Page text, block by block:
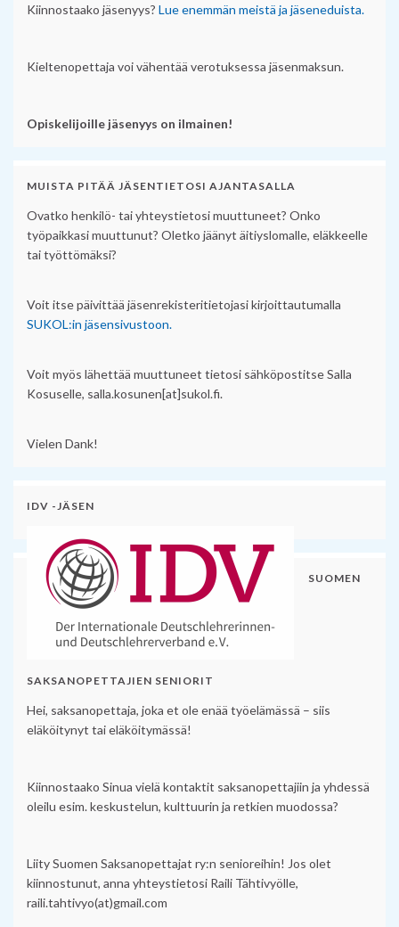
Kiinnostaako jäsenyys? Lue enemmän meistä ja jäseneduista.
Kieltenopettaja voi vähentää verotuksessa jäsenmaksun.
Opiskelijoille jäsenyys on ilmainen!
MUISTA PITÄÄ JÄSENTIETOSI AJANTASALLA
Ovatko henkilö- tai yhteystietosi muuttuneet? Onko
työpaikkasi muuttunut? Oletko jäänyt äitiyslomalle, eläkkeelle
tai työttömäksi?
Voit itse päivittää jäsenrekisteritietojasi kirjoittautumalla
SUKOL:in jäsensivustoon.
Voit myös lähettää muuttuneet tietosi sähköpostitse Salla
Kosuselle, salla.kosunen[at]sukol.fi.
Vielen Dank!
IDV -JÄSEN
SUOMEN
SAKSANOPETTAJIEN SENIORIT
Hei, saksanopettaja, joka et ole enää työelämässä – siis
eläköitynyt tai eläköitymässä!
Kiinnostaako Sinua vielä kontaktit saksanopettajiin ja yhdessä
oleilu esim. keskustelun, kulttuurin ja retkien muodossa?
Liity Suomen Saksanopettajat ry:n senioreihin! Jos olet
kiinnostunut, anna yhteystietosi Raili Tähtivyölle,
raili.tahtivyo(at)gmail.com